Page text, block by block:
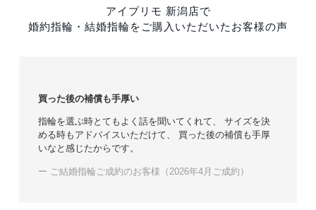
アイプリモ 新潟店で
婚約指輪・結婚指輪をご購入いただいたお客様の声
買った後の補償も手厚い
指輪を選ぶ時とてもよく話を聞いてくれて、 サイズを決
める時もアドバイスいただけて、 買った後の補償も手厚
いなと感じたからです。
ー ご結婚指輪ご成約のお客様（2026年4月ご成約）